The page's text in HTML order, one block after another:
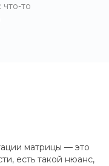
то
матрицы — это
есть такой нюанс,